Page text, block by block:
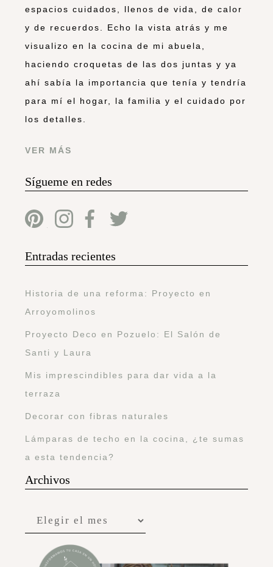
espacios cuidados, llenos de vida, de calor
y de recuerdos. Echo la vista atrás y me
visualizo en la cocina de mi abuela,
haciendo croquetas de las dos juntas y ya
ahí sabía la importancia que tenía y tendría
para mí el hogar, la familia y el cuidado por
los detalles.
VER MÁS
Sígueme en redes
Entradas recientes
Historia de una reforma: Proyecto en
Arroyomolinos
Proyecto Deco en Pozuelo: El Salón de
Santi y Laura
Mis imprescindibles para dar vida a la
terraza
Decorar con fibras naturales
Lámparas de techo en la cocina, ¿te sumas
a esta tendencia?
Archivos